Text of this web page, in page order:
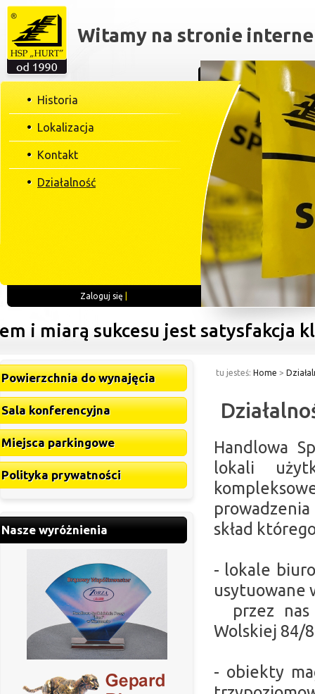
Witamy na stronie
Historia
Lokalizacja
Kontakt
Działalność
Zaloguj się
miarą sukcesu jest satysfakcja
Powierzchnia do wynajęcia
Sala konferencyjna
Miejsca parkingowe
Polityka prywatności
Nasze wyróżnienia
tu jesteś: Home >
Handlowa
lokali
skład
- lokale
usytuowane
przez nas
Wolskiej 84/
- obiekty